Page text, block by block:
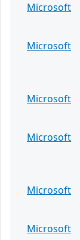
Microsoft
Microsoft
Microsoft
Microsoft
Microsoft
Microsoft